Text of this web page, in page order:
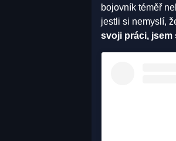
bojovník téměř
jestli si nemyslí,
svoji práci, jsem